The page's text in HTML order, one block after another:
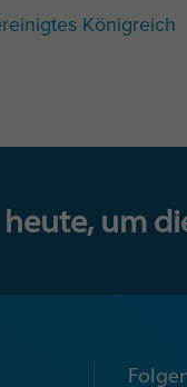
Königreich
um